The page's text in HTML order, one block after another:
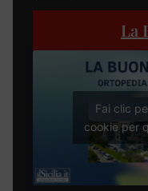
La
Fai clic
cookie per